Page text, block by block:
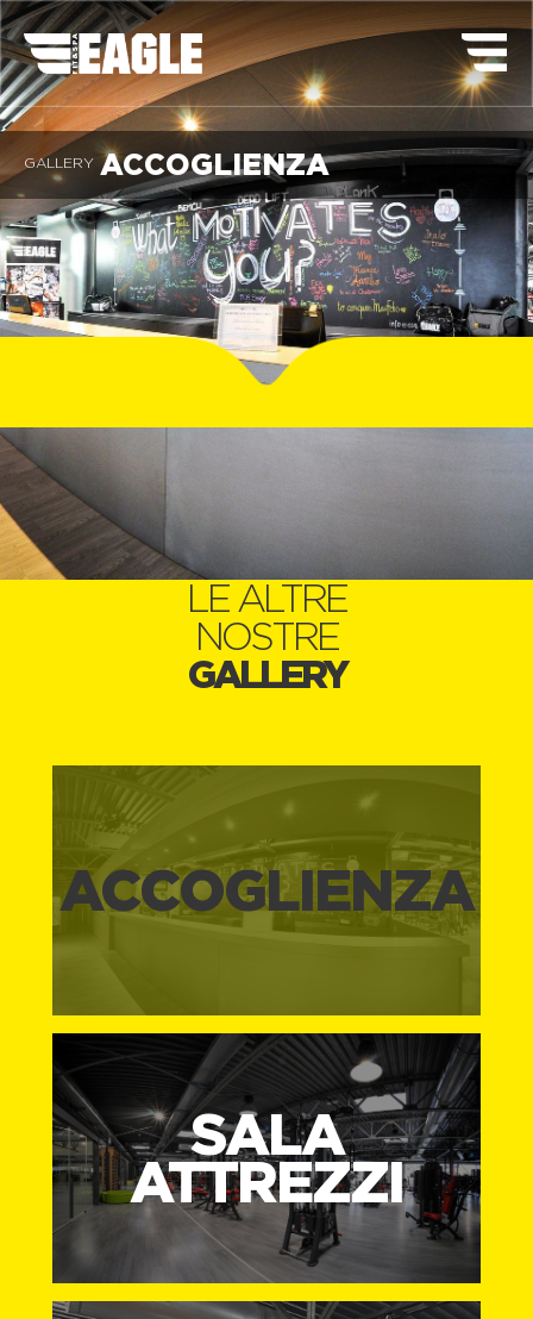
GALLERY ACCOGLIENZA
LE ALTRE
NOSTRE
GALLERY
ACCOGLIENZA
SALA
ATTREZZI